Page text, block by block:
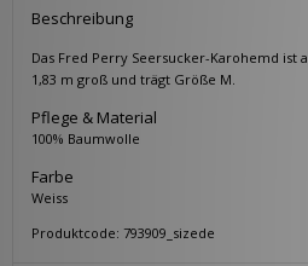
Beschreibung
Das Fred Perry Seersucker-Karohemd
1,83 m groß und trägt Größe M.
Pflege & Material
100% Baumwolle
Farbe
Weiss
Produktcode: 793909_sizede